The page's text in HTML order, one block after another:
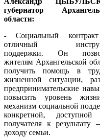
губернатор
области:
- Социальный
отличный
поддержки. Он
жителям Архангельской
получить помощь в
жизненной ситуации,
предпринимательские
повысить уровень
механизм социальной
конкретной,
получателя к
доходу семьи.